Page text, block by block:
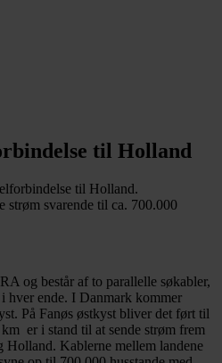
til Holland
til Holland.
strøm svarende til ca. 700.000
og består af to parallelle søkabler,
hver ende. I Danmark kommer
På Fanøs østkyst bliver det ført til
er i stand til at sende strøm frem
Holland. Kablerne mellem landene